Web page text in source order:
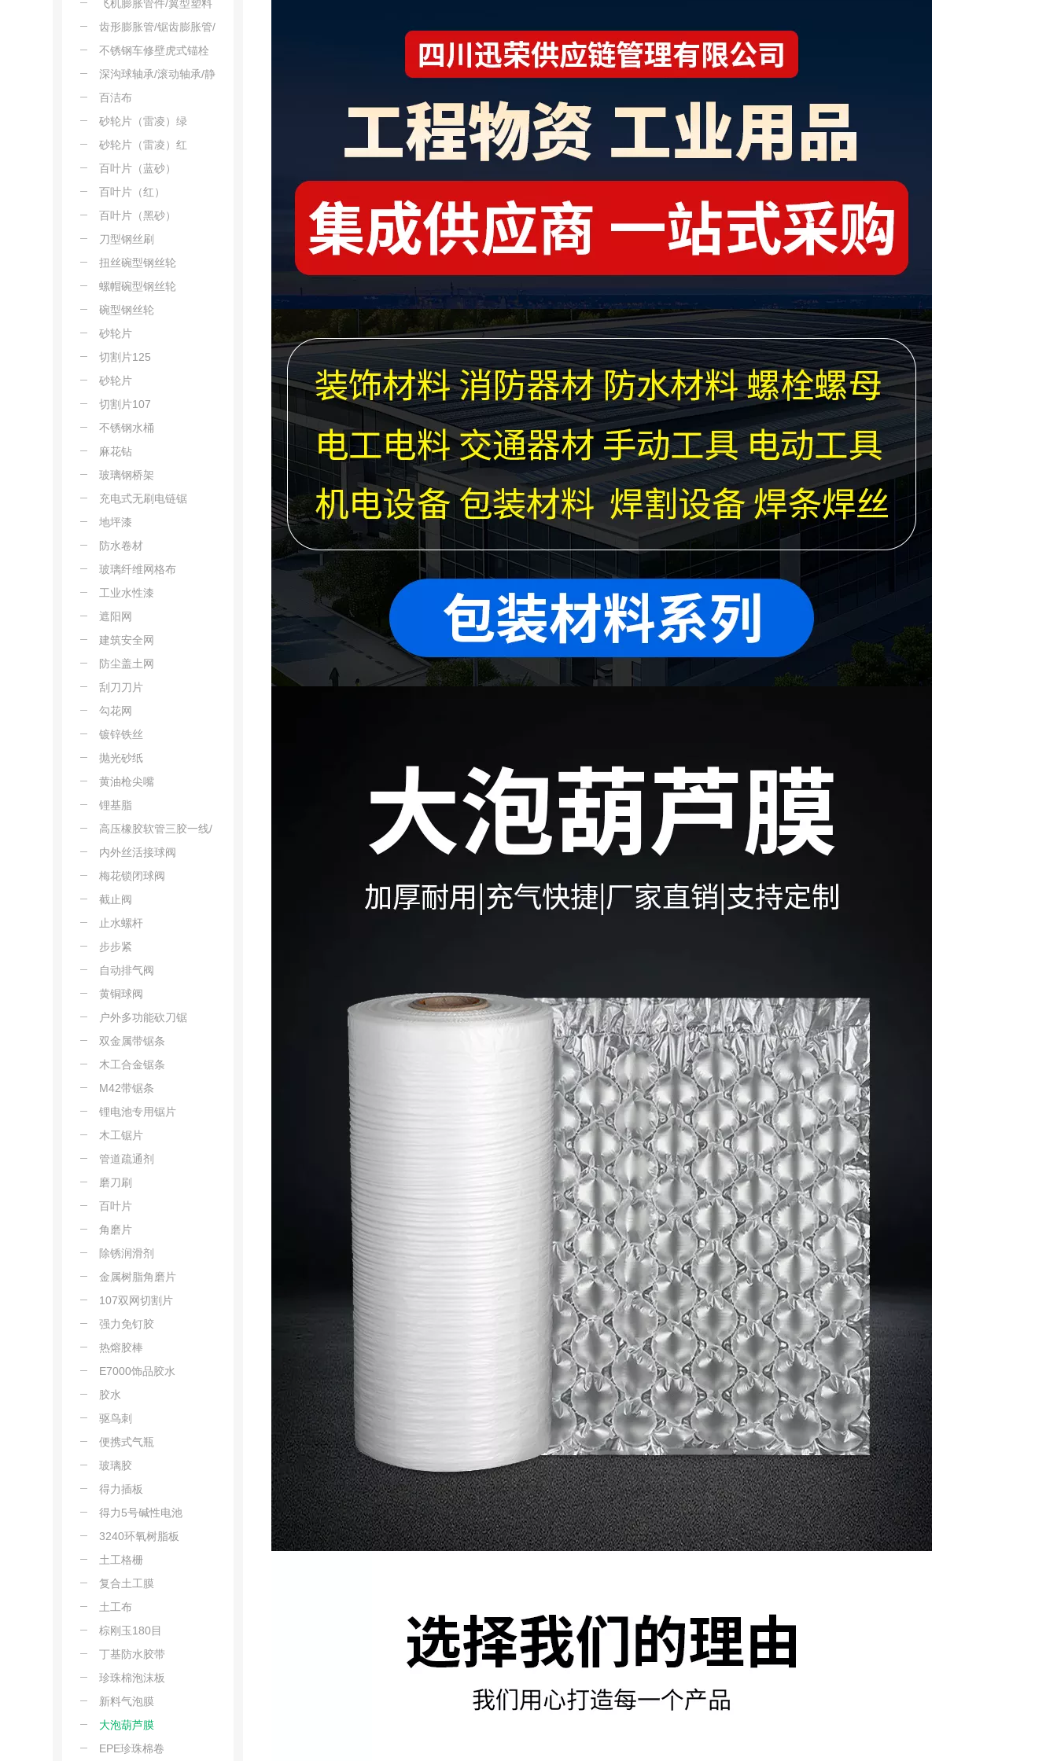
条
飞机膨胀管件/翼型塑料
锚栓/中空墙膨胀管
齿形膨胀管/锯齿膨胀管/
倒刺式膨胀管
不锈钢车修壁虎式锚栓
深沟球轴承/滚动轴承/静
音轴承/电机轴承
百洁布
砂轮片（雷凌）绿
砂轮片（雷凌）红
百叶片（蓝砂）
百叶片（红）
百叶片（黑砂）
刀型钢丝刷
扭丝碗型钢丝轮
螺帽碗型钢丝轮
碗型钢丝轮
砂轮片
（355*2.8*25.4mm）
切割片125
砂轮片
（400*3.0*32mm）
切割片107
不锈钢水桶
麻花钻
玻璃钢桥架
充电式无刷电链锯
地坪漆
防水卷材
玻璃纤维网格布
工业水性漆
遮阳网
建筑安全网
防尘盖土网
刮刀刀片
勾花网
镀锌铁丝
抛光砂纸
黄油枪尖嘴
锂基脂
高压橡胶软管三胶一线/
三胶两线
内外丝活接球阀
梅花锁闭球阀
截止阀
止水螺杆
步步紧
自动排气阀
黄铜球阀
户外多功能砍刀锯
双金属带锯条
木工合金锯条
M42带锯条
锂电池专用锯片
木工锯片
管道疏通剂
磨刀刷
百叶片
角磨片
除锈润滑剂
金属树脂角磨片
107双网切割片
强力免钉胶
热熔胶棒
E7000饰品胶水
胶水
驱鸟刺
便携式气瓶
玻璃胶
得力插板
得力5号碱性电池
3240环氧树脂板
土工格栅
复合土工膜
土工布
棕刚玉180目
丁基防水胶带
珍珠棉泡沫板
新料气泡膜
大泡葫芦膜
EPE珍珠棉卷